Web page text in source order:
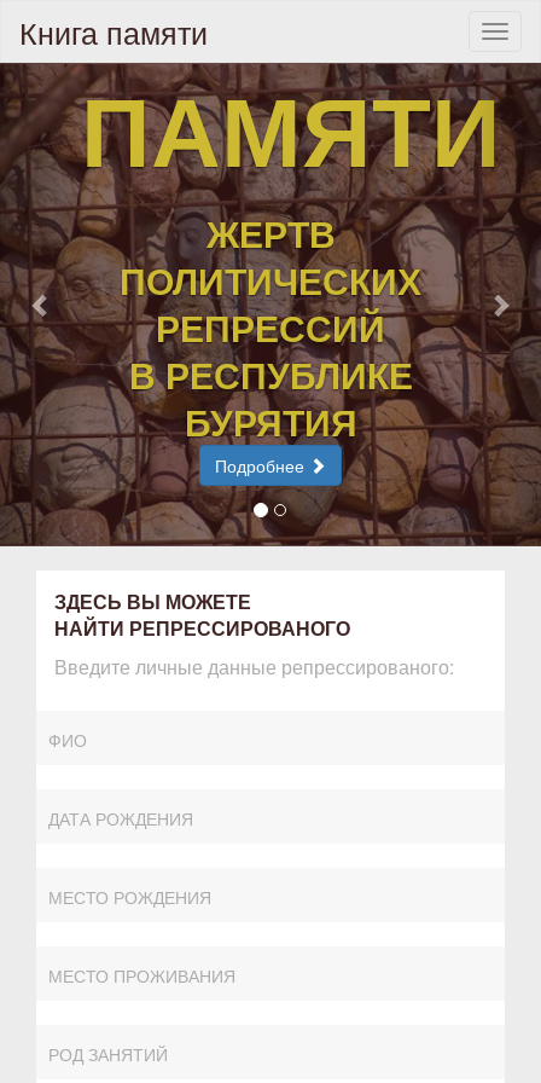
Книга памяти
ПАМЯТИ
ЖЕРТВ
ПОЛИТИЧЕСКИХ
РЕПРЕССИЙ
В РЕСПУБЛИКЕ
БУРЯТИЯ
Подробнее
ЗДЕСЬ ВЫ МОЖЕТЕ
НАЙТИ РЕПРЕССИРОВАНОГО
Введите личные данные репрессированого: